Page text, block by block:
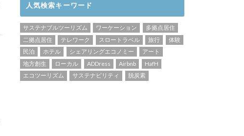
人気検索キーワード
サステナブルツーリズム ワーケーション
多拠点居住
二拠点居住
テレワーク スロートラベル 旅行
体験
民泊
ホテル シェアリングエコノミー
アート
地方創生
ローカル ADDress Airbnb
HafH
エコツーリズム
サステナビリティ 脱炭素